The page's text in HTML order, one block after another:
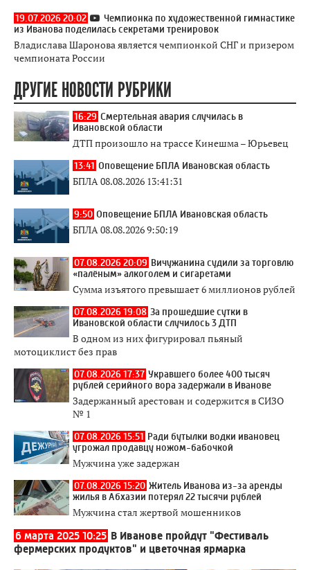
19.07.2026 20:02
Чемпионка по художественной гимнастике
из Иванова поделилась секретами тренировок
Владислава Шаронова является чемпионкой СНГ и призером
чемпионата России
ДРУГИЕ НОВОСТИ РУБРИКИ
16:29 Смертельная авария случилась в
Ивановской области
ДТП произошло на трассе Кинешма – Юрьевец
13:41 Оповещение БПЛА Ивановская область
БПЛА 08.08.2026 13:41:31
9:50 Оповещение БПЛА Ивановская область
БПЛА 08.08.2026 9:50:19
07.08.2026 20:09 Вичужанина судили за торговлю
«палёным» алкоголем и сигаретами
Сумма изъятого превышает 6 миллионов рублей
07.08.2026 19:08 За прошедшие сутки в
Ивановской области случилось 3 ДТП
В одном из них фигурировал пьяный
мотоциклист без прав
07.08.2026 17:37 Укравшего более 400 тысяч
рублей серийного вора задержали в Иванове
Задержанный арестован и содержится в СИЗО
№ 1
07.08.2026 15:51 Ради бутылки водки ивановец
угрожал продавцу ножом-бабочкой
Мужчина уже задержан
07.08.2026 15:20 Житель Иванова из-за аренды
жилья в Абхазии потерял 22 тысячи рублей
Мужчина стал жертвой мошенников
6 марта 2025 10:25 В Иванове пройдут "Фестиваль
фермерских продуктов" и цветочная ярмарка